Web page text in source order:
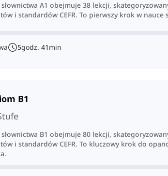
A1 obejmuje 38 lekcji,
i standardów CEFR. To pierwszy krok w nauce
5godz. 41min
B1
B1 obejmuje 80 lekcji,
i standardów CEFR. To kluczowy krok do